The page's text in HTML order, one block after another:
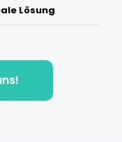
Lösung